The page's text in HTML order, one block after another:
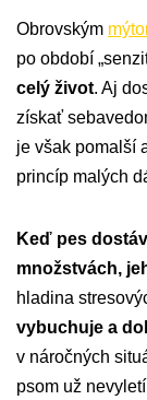
Obrovským
po období
celý život. Aj
získať
je však pomalší
princíp malých
Keď pes
množstvách,
hladina
vybuchuje a
v náročných
psom už